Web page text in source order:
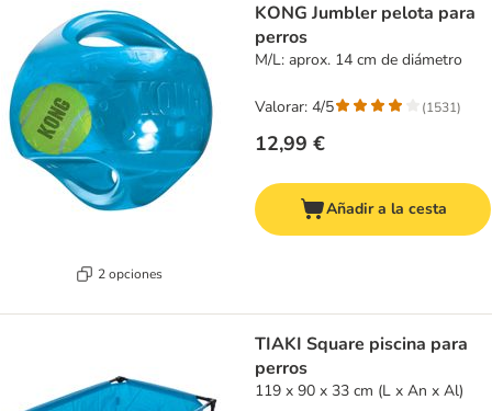
2 opciones
KONG Jumbler pelota para
perros
M/L: aprox. 14 cm de diámetro
12,99 €
Valorar: 4/5 (1531)
Añadir a la cesta
TIAKI Square piscina para
perros
119 x 90 x 33 cm (L x An x Al)